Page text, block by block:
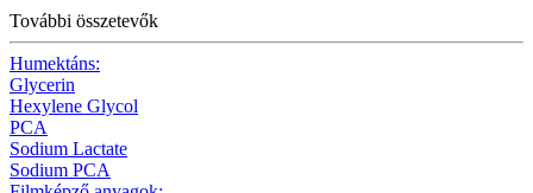
További összetevők
Humektáns:
Glycerin
Hexylene Glycol
PCA
Sodium Lactate
Sodium PCA